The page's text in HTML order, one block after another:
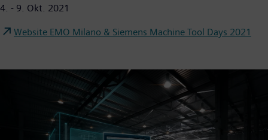
4. - 9. Okt. 2021
Website EMO Milano & Siemens Machine Tool Days 2021